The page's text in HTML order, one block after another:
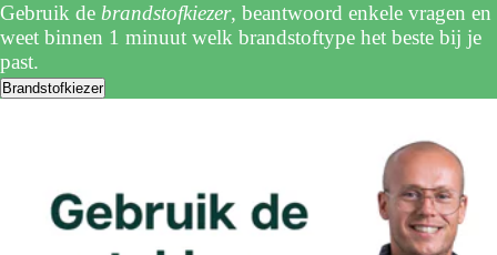
Gebruik de brandstofkiezer, beantwoord enkele vragen en
weet binnen 1 minuut welk brandstoftype het beste bij je
past.
Brandstofkiezer